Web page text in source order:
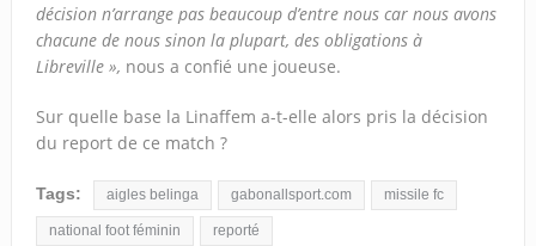
décision n’arrange pas beaucoup d’entre nous car nous avons
chacune de nous sinon la plupart, des obligations à
Libreville », nous a confié une joueuse.
Sur quelle base la Linaffem a-t-elle alors pris la décision
du report de ce match ?
Tags: aigles belinga gabonallsport.com missile fc
national foot féminin reporté